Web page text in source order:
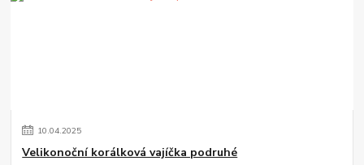
10.04.2025
Velikonoční korálková vajíčka podruhé